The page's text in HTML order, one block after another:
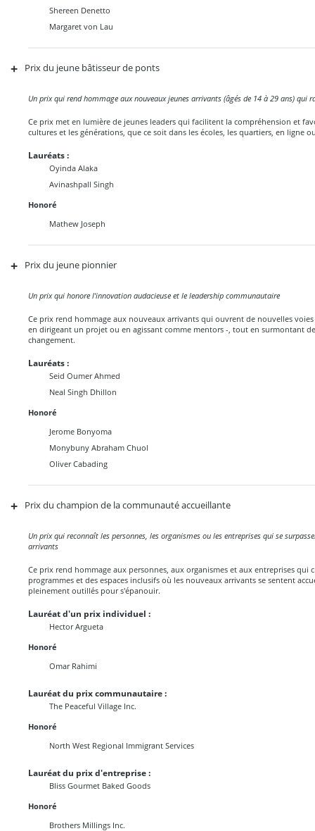
Shereen Denetto
Margaret von Lau
+ Prix du jeune bâtisseur de ponts
Un prix qui rend hommage aux nouveaux jeunes arrivants (âgés de 14 à 29 ans) qui
Ce prix met en lumière de jeunes leaders qui facilitent la compréhension et
cultures et les générations, que ce soit dans les écoles, les quartiers, en ligne
Lauréats :
Oyinda Alaka
Avinashpall Singh
Honoré
Mathew Joseph
+ Prix du jeune pionnier
Un prix qui honore l'innovation audacieuse et le leadership communautaire
Ce prix rend hommage aux nouveaux arrivants qui ouvrent de nouvelles
en dirigeant un projet ou en agissant comme mentors -, tout en surmontant
changement.
Lauréats :
Seid Oumer Ahmed
Neal Singh Dhillon
Honoré
Jerome Bonyoma
Monybuny Abraham Chuol
Oliver Cabading
+ Prix du champion de la communauté accueillante
Un prix qui reconnaît les personnes, les organismes ou les entreprises qui se
arrivants
Ce prix rend hommage aux personnes, aux organismes et aux entreprises qui
programmes et des espaces inclusifs où les nouveaux arrivants se sentent
pleinement outillés pour s'épanouir.
Lauréat d'un prix individuel :
Hector Argueta
Honoré
Omar Rahimi
Lauréat du prix communautaire :
The Peaceful Village Inc.
Honoré
North West Regional Immigrant Services
Lauréat du prix d'entreprise :
Bliss Gourmet Baked Goods
Honoré
Brothers Millings Inc.